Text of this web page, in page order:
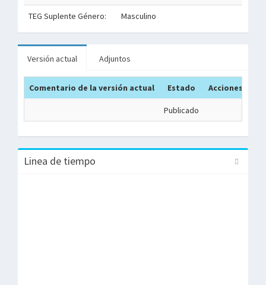
TEG Suplente Género: Masculino
Versión actual Adjuntos
Comentario de la versión actual Estado Acciones
Publicado
Linea de tiempo